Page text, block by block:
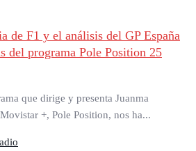
de F1 y el análisis del GP España
del programa Pole Position 25
que dirige y presenta Juanma
+, Pole Position, nos ha...